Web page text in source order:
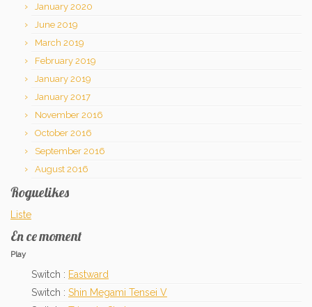
January 2020
June 2019
March 2019
February 2019
January 2019
January 2017
November 2016
October 2016
September 2016
August 2016
Roguelikes
Liste
En ce moment
Play
Switch : Eastward
Switch : Shin Megami Tensei V